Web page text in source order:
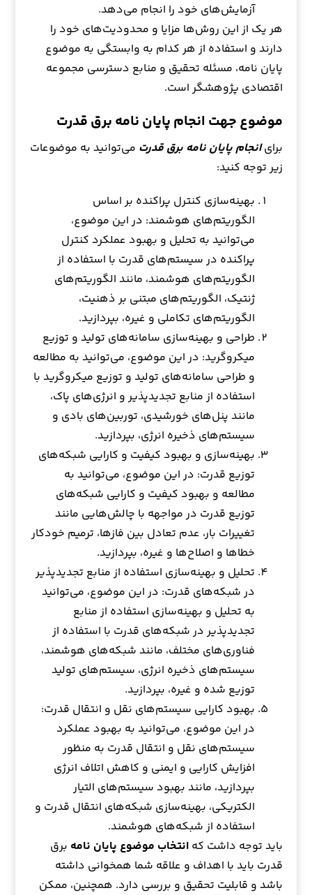
آزمایش‌های خود را انجام می‌دهد.
هر یک از این روش‌ها مزایا و محدودیت‌های خود را
دارند و استفاده از هر کدام به وابستگی به موضوع
پایان نامه، مسئله تحقیق و منابع دسترسی مجموعه
اقتصادی پژوهشگر است.
موضوع جهت انجام پایان نامه برق قدرت
برایانجام پایان نامه برق قدرت می‌توانید به موضوعات
زیر توجه کنید:
بهینه‌سازی کنترل پراکنده بر اساس
الگوریتم‌های هوشمند: در این موضوع،
می‌توانید به تحلیل و بهبود عملکرد کنترل
پراکنده در سیستم‌های قدرت با استفاده از
الگوریتم‌های هوشمند، مانند الگوریتم‌های
ژنتیک، الگوریتم‌های مبتنی بر ذهنیت،
الگوریتم‌های تکاملی و غیره، بپردازید.
طراحی و بهینه‌سازی سامانه‌های تولید و توزیع
میکروگرید: در این موضوع، می‌توانید به مطالعه
و طراحی سامانه‌های تولید و توزیع میکروگرید با
استفاده از منابع تجدیدپذیر و انرژی‌های پاک،
مانند پنل‌های خورشیدی، توربین‌های بادی و
سیستم‌های ذخیره انرژی، بپردازید.
بهینه‌سازی و بهبود کیفیت و کارایی شبکه‌های
توزیع قدرت: در این موضوع، می‌توانید به
مطالعه و بهبود کیفیت و کارایی شبکه‌های
توزیع قدرت در مواجهه با چالش‌هایی مانند
تغییرات بار، عدم تعادل بین فازها، ترمیم خودکار
خطاها و اصلاح‌ها و غیره، بپردازید.
تحلیل و بهینه‌سازی استفاده از منابع تجدیدپذیر
در شبکه‌های قدرت: در این موضوع، می‌توانید
به تحلیل و بهینه‌سازی استفاده از منابع
تجدیدپذیر در شبکه‌های قدرت با استفاده از
فناوری‌های مختلف، مانند شبکه‌های هوشمند،
سیستم‌های ذخیره انرژی، سیستم‌های تولید
توزیع شده و غیره، بپردازید.
بهبود کارایی سیستم‌های نقل و انتقال قدرت:
در این موضوع، می‌توانید به بهبود عملکرد
سیستم‌های نقل و انتقال قدرت به منظور
افزایش کارایی و ایمنی و کاهش اتلاف انرژی
بپردازید، مانند بهبود سیستم‌های التیار
الکتریکی، بهینه‌سازی شبکه‌های انتقال قدرت و
استفاده از شبکه‌های هوشمند.
باید توجه داشت کهانتخاب موضوع پایان نامه برق
قدرت باید با اهداف و علاقه شما همخوانی داشته
باشد و قابلیت تحقیق و بررسی دارد. همچنین، ممکن